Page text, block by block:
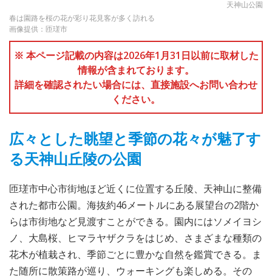
天神山公園
春は園路を桜の花が彩り花見客が多く訪れる
画像提供：匝瑳市
※ 本ページ記載の内容は2026年1月31日以前に取材した
情報が含まれております。
詳細を確認されたい場合には、直接施設へお問い合わせ
ください。
広々とした眺望と季節の花々が魅了す
る天神山丘陵の公園
匝瑳市中心市街地ほど近くに位置する丘陵、天神山に整備
された都市公園。海抜約46メートルにある展望台の2階か
らは市街地など見渡すことができる。園内にはソメイヨシ
ノ、大島桜、ヒマラヤザクラをはじめ、さまざまな種類の
花木が植栽され、季節ごとに豊かな自然を鑑賞できる。ま
た随所に散策路が巡り、ウォーキングも楽しめる。その